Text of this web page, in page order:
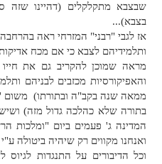
שבצבא מתקלקלים (דהיינו שזה
בצבא)...
אז לגבי "רבני" המזרחי ראה
ותלמידיהם לצבא כי אם מכח
מראה שמוכן להקריב גם את חייו
והאפיקורסיות מכזבים לבניהם
ממאה שנה בקב"ה ובתורתו) משום
בתורה שלא כהלכה גדול מזה)
המדינה ג' פעמים ביום "ומלכות
ואנחנו מקווים רק שיהיה ביטולה
וכל הדיבורים על התנגדות